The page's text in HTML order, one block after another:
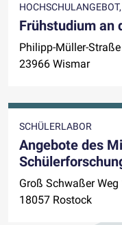
Frühstudium an
Philipp-Müller-
23966 Wismar
SCHÜLERLABOR
Angebote des
Groß Schwaßer Weg
18057 Rostock